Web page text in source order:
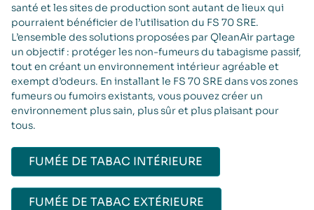
santé et les sites de production sont autant de lieux qui
pourraient bénéficier de l’utilisation du FS 70 SRE.
L’ensemble des solutions proposées par QleanAir partage
un objectif : protéger les non-fumeurs du tabagisme passif,
tout en créant un environnement intérieur agréable et
exempt d’odeurs. En installant le FS 70 SRE dans vos zones
fumeurs ou fumoirs existants, vous pouvez créer un
environnement plus sain, plus sûr et plus plaisant pour
tous.
FUMÉE DE TABAC INTÉRIEURE
FUMÉE DE TABAC EXTÉRIEURE